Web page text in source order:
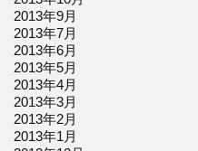
2013年9月
2013年7月
2013年6月
2013年5月
2013年4月
2013年3月
2013年2月
2013年1月